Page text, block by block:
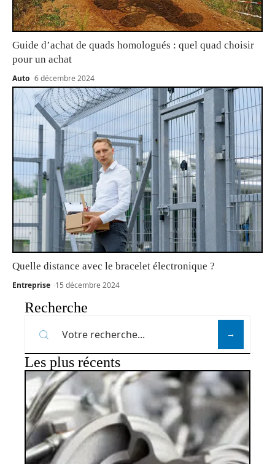
Guide d’achat de quads homologués : quel quad choisir
pour un achat
Auto 6 décembre 2024
Quelle distance avec le bracelet électronique ?
Entreprise 15 décembre 2024
Recherche
Les plus récents